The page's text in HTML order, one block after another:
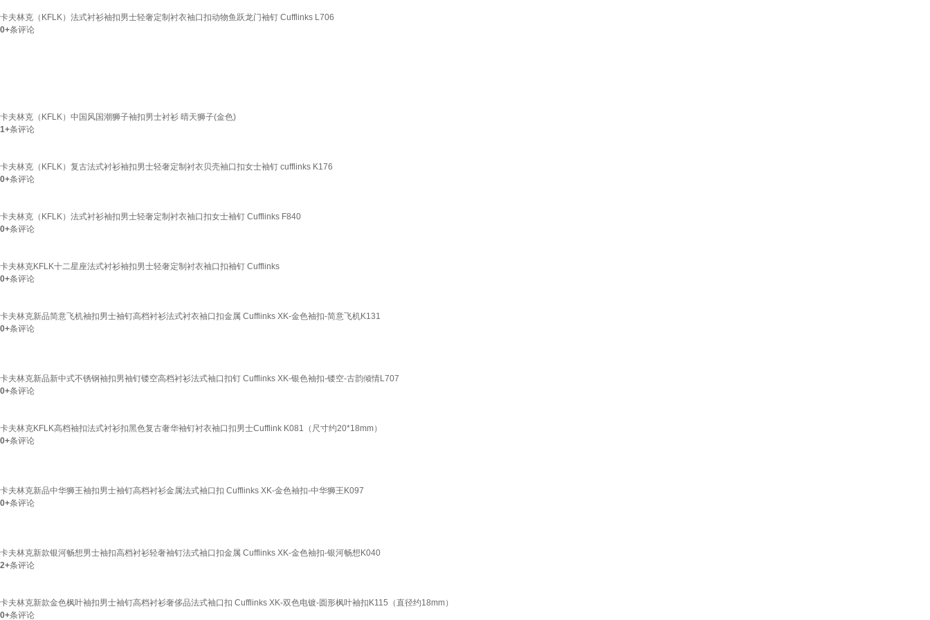
卡夫林克（KFLK）法式衬衫袖扣男士轻奢定制衬衣袖口扣动物鱼跃龙门袖钉 Cufflinks L706
0+条评论
卡夫林克（KFLK）中国风国潮狮子袖扣男士衬衫 晴天狮子(金色)
1+条评论
卡夫林克（KFLK）复古法式衬衫袖扣男士轻奢定制衬衣贝壳袖口扣女士袖钉 cufflinks K176
0+条评论
卡夫林克（KFLK）法式衬衫袖扣男士轻奢定制衬衣袖口扣女士袖钉 Cufflinks F840
0+条评论
卡夫林克KFLK十二星座法式衬衫袖扣男士轻奢定制衬衣袖口扣袖钉 Cufflinks
0+条评论
卡夫林克新品简意飞机袖扣男士袖钉高档衬衫法式衬衣袖口扣金属 Cufflinks XK-金色袖扣-简意飞机K131
0+条评论
卡夫林克新品新中式不锈钢袖扣男袖钉镂空高档衬衫法式袖口扣钉 Cufflinks XK-银色袖扣-镂空-古韵倾情L707
0+条评论
卡夫林克KFLK高档袖扣法式衬衫扣黑色复古奢华袖钉衬衣袖口扣男士Cufflink K081（尺寸约20*18mm）
0+条评论
卡夫林克新品中华狮王袖扣男士袖钉高档衬衫金属法式袖口扣 Cufflinks XK-金色袖扣-中华狮王K097
0+条评论
卡夫林克新款银河畅想男士袖扣高档衬衫轻奢袖钉法式袖口扣金属 Cufflinks XK-金色袖扣-银河畅想K040
2+条评论
卡夫林克新款金色枫叶袖扣男士袖钉高档衬衫奢侈品法式袖口扣 Cufflinks XK-双色电镀-圆形枫叶袖扣K115（直径约18mm）
0+条评论